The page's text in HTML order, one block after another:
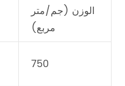
الوزن (جم/متر
مربع)
750